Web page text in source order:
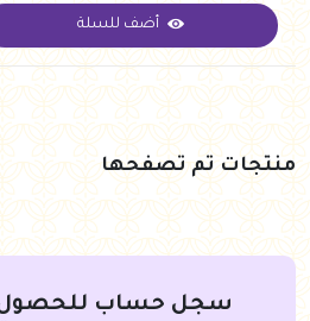
جنيه
أضف للسلة
منتجات تم تصفحها
سجل حساب للحصول